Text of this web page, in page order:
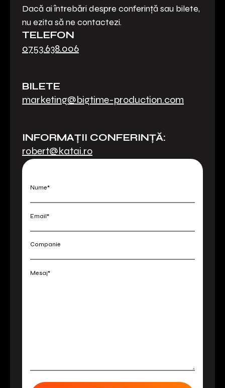
Sonia
Nechifor
Cristian
China-Birta
Diana
Catrina
Roxana
Hurducaș
pe care le poți implementa imediat.
Dacă ai întrebări despre conferință sau bilete,
nu ezita să ne contactezi.
TELEFON
0753.638.006
BILETE
marketing@bigtime-production.com
INFORMAȚII CONFERINȚĂ:
robert@katai.ro
Nume*
Email*
Companie
Mesaj*